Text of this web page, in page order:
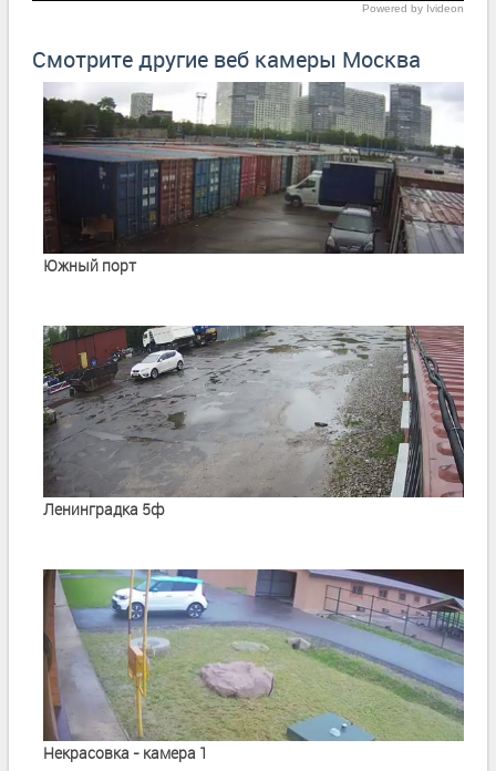
Powered by Ivideon
Смотрите другие веб камеры Москва
Южный порт
Ленинградка 5ф
Некрасовка - камера 1